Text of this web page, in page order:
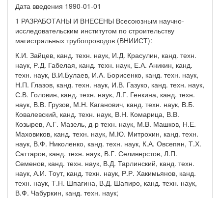
Дата введения 1990-01-01
1 РАЗРАБОТАНЫ И ВНЕСЕНЫ Всесоюзным научно-
исследовательским институтом по строительству
магистральных трубопроводов (ВНИИСТ):
К.И. Зайцев, канд. техн. наук, И.Д. Красулин, канд. техн.
наук, Р.Д. Габелая, канд. техн. наук, Е.А. Аникин, канд.
техн. наук, В.И.Булаев, И.А. Борисенко, канд. техн. наук,
Н.П. Глазов, канд. техн. наук, И.В. Газуко, канд. техн. наук,
С.В. Головин, канд. техн. наук, Л.Г. Генкина, канд. техн.
наук, В.В. Грузов, М.Н. Каганович, канд. техн. наук, В.Б.
Ковалевский, канд. техн. наук, В.Н. Комарица, В.В.
Козырев, А.Г. Мазель, д-р техн. наук, М.В. Машков, Н.Е.
Маховиков, канд. техн. наук, М.Ю. Митрохин, канд. техн.
наук, В.Ф. Николенко, канд. техн. наук, К.А. Овсепян, Т.Х.
Саттаров, канд. техн. наук, В.Г. Селиверстов, Л.П.
Семенов, канд. техн. наук, В.Д. Тарлинский, канд. техн.
наук, А.И. Тоут, канд. техн. наук, Р.Р. Хакимьянов, канд.
техн. наук, Т.Н. Шпагина, В.Д. Шапиро, канд. техн. наук,
В.Ф. Чабуркин, канд. техн. наук;